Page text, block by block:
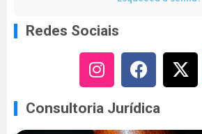
Redes Sociais
Consultoria Jurídica